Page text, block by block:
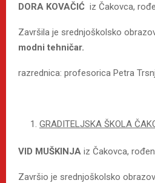
DORA KOVAČIĆ iz Čakovca,
Završila je srednjoškolsko
modni tehničar.
razrednica: profesorica Petra
GRADITELJSKA ŠKOLA
VID MUŠKINJA iz Čakovca,
Završio je srednjoškolsko